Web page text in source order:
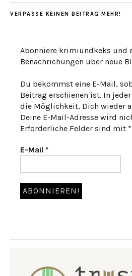
VERPASSE KEINEN BEITRAG MEHR!
Abonniere krimiundkeks und
Benachrichungen über neue
Du bekommst eine E-Mail,
Beitrag erschienen ist. In
die Möglichkeit, Dich wieder
Deine E-Mail-Adresse wird
Erforderliche Felder sind mit
E-Mail *